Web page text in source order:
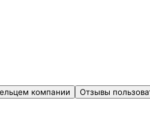
компании
Отзывы